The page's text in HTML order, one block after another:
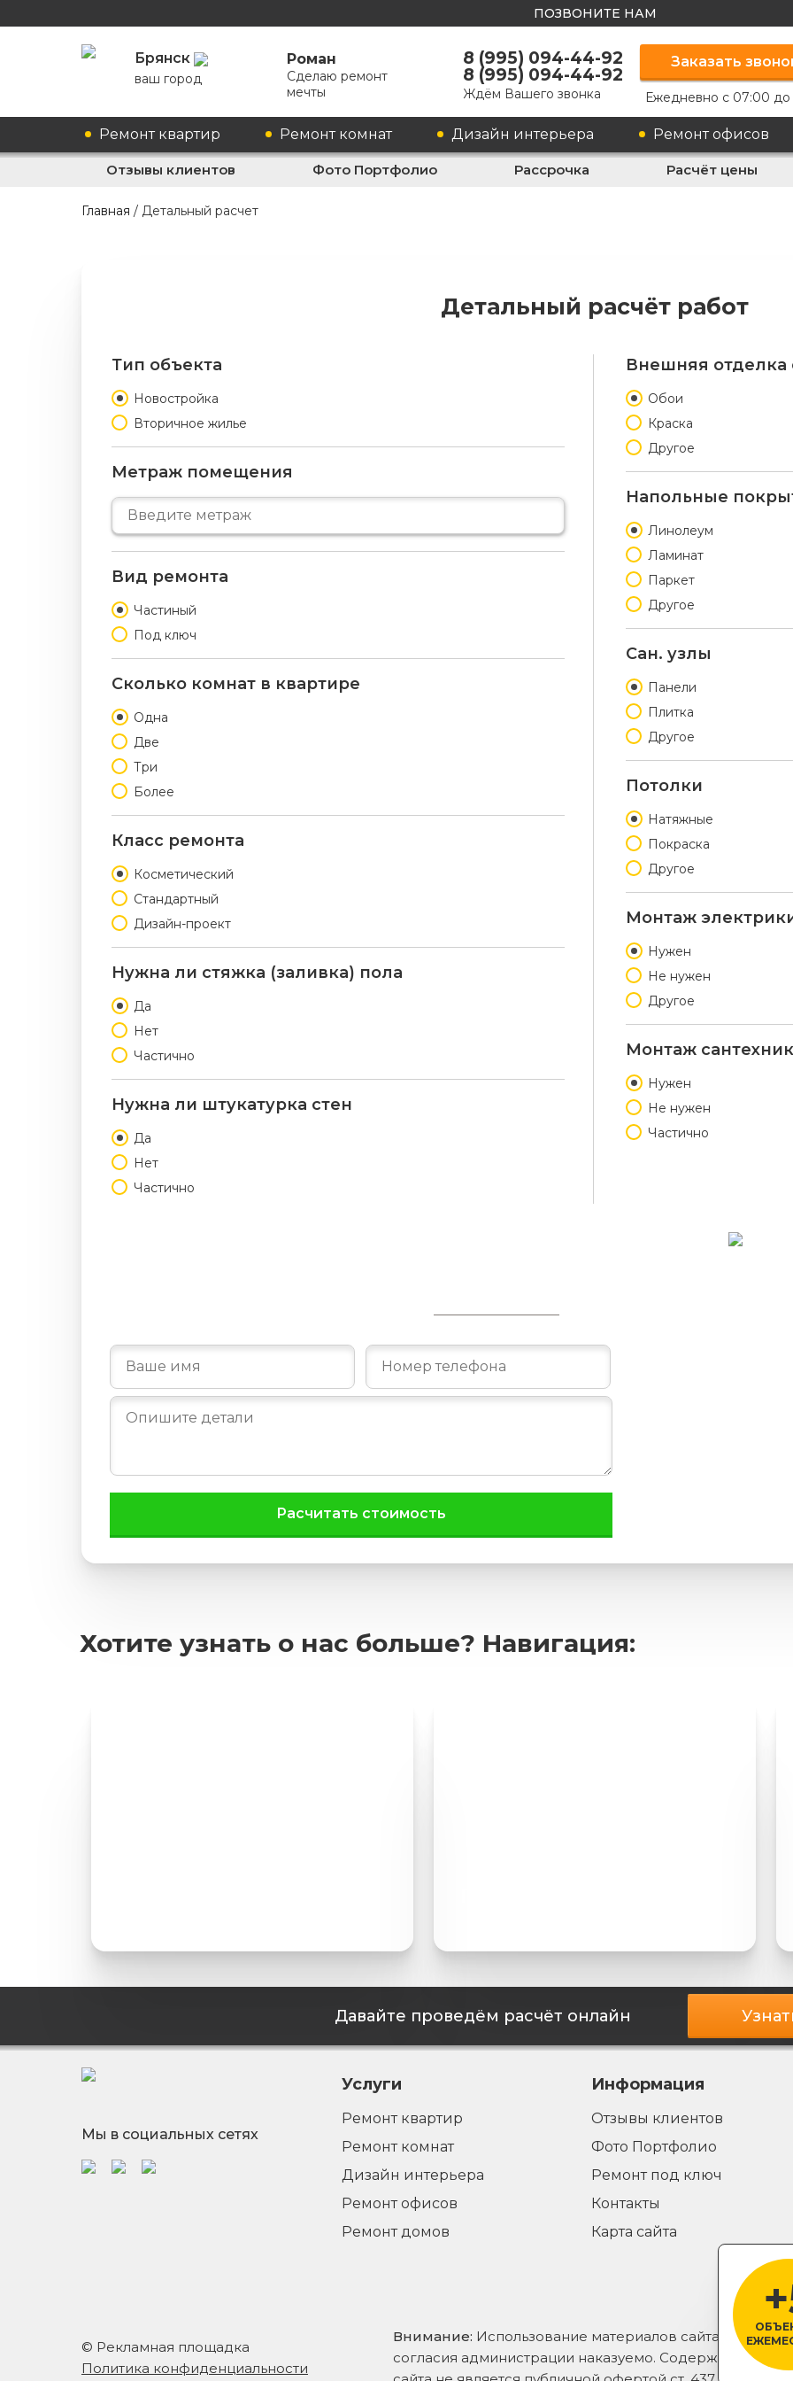
ПОЗВОНИТЕ НАМ
Брянск
ваш город
Роман
Сделаю ремонт
мечты
8 (995) 094-44-92
8 (995) 094-44-92
Ждём Вашего звонка
Заказать
Ежедневно с 07:00
Ремонт квартир Ремонт комнат Дизайн интерьера Ремонт офисов
Отзывы клиентов Фото Портфолио Рассрочка Расчёт цены
Главная / Детальный расчет
Детальный расчёт работ
Тип объекта
Новостройка
Вторичное жилье
Метраж помещения
Вид ремонта
Частиный
Под ключ
Сколько комнат в квартире
Одна
Две
Три
Более
Класс ремонта
Косметический
Стандартный
Дизайн-проект
Нужна ли стяжка (заливка) пола
Да
Нет
Частично
Нужна ли штукатурка стен
Да
Нет
Частично
Внешняя отделка
Обои
Краска
Другое
Напольные
Линолеум
Ламинат
Паркет
Другое
Сан. узлы
Панели
Плитка
Другое
Потолки
Натяжные
Покраска
Другое
Монтаж
Нужен
Не нужен
Другое
Монтаж
Нужен
Не нужен
Частично
Хотите узнать о нас больше? Навигация:
Давайте проведём расчёт онлайн
Мы в социальных сетях
Услуги
Ремонт квартир
Ремонт комнат
Дизайн интерьера
Ремонт офисов
Ремонт домов
Информация
Отзывы клиентов
Фото Портфолио
Ремонт под ключ
Контакты
Карта сайта
© Рекламная площадка
Политика конфиденциальности
Внимание: Использование материалов сайта без
согласия администрации наказуемо. Содержание